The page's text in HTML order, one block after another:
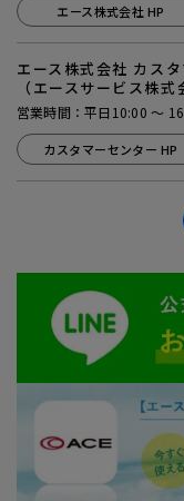
エース株式会社 HP
エース株式会社 カス
（エースサービス株式
営業時間：平日10:00 ～
カスタマーセンター HP